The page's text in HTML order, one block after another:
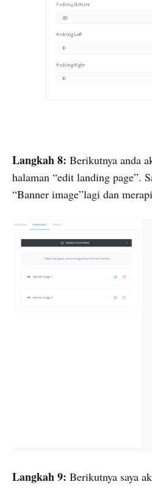
Langkah 8: Berikutnya anda
halaman “edit landing page”.
“Banner image”lagi dan
Langkah 9: Berikutnya saya